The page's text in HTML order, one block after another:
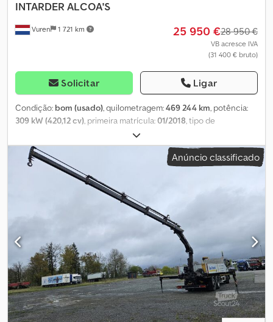
Vuren 1 721 km
INTARDER ALCOA'S
25 950 €28 950 €
VB acresce IVA
(31 400 € bruto)
Solicitar Ligar
Condição: bom (usado), quilometragem:469 244 km, potência:
309 kW (420,12 cv) , primeira matrícula:01/2018 , tipo de
, tamanho do pneu:
de eixo:6x2, distância entre eixos:4 800 mm, combustível:diesel,
travões:retardador , cabina do condutor:cabina-
, tipo de engrenagem:
, classe de emissão:Euro 6
, largura total:2 550 mm
ABS, Bluetooth, acoplamento de
reboque, aquecedor de assento, aquecedor estacionário, ar
condicionado, ar condicionado de estacionamento, controlo
de tração, controlo de velocidade de cruzeiro, espelho
retrovisor elétrico, fecho centralizado, regulação eléctrica dos
vidros, retardador, = Outras opções e acessórios = - Espelhos
aquecidos - Tacógrafo digital - Registrador de viagem (dispositivo
de controle) - Fixo - Lâmpada halógena - Jantes de liga leve -
Manual - Rádio/cassete - Cabine dormitório - Assistente de
Anúncio classificado